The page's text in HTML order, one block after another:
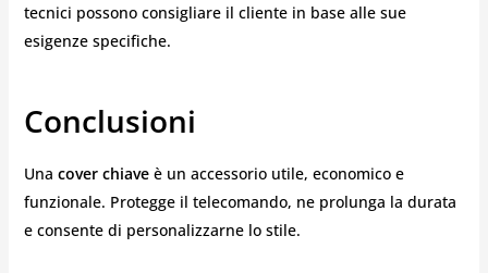
tecnici possono consigliare il cliente in base alle sue
esigenze specifiche.
Conclusioni
Una cover chiaveè un accessorio utile, economico e
funzionale. Protegge il telecomando, ne prolunga la durata
e consente di personalizzarne lo stile.